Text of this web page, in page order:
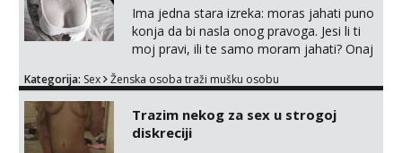
Ima jedna stara izreka: moras jahati puno
konja da bi nasla onog pravoga. Jesi li ti
moj pravi, ili te samo moram jahati? Onaj
Klikni niže na sexdater link i javi mi se
Kategorija: Sex Ženska osoba traži mušku osobu
Trazim nekog za sex u strogoj
diskreciji